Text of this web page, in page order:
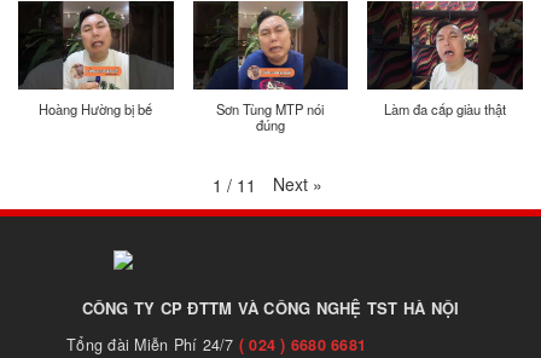
Hoàng Hường bị bế
Sơn Tùng MTP nói
đúng
Làm đa cấp giàu thật
1 / 11 Next »
CÔNG TY CP ĐTTM VÀ CÔNG NGHỆ TST HÀ NỘI
Tổng đài Miễn Phí 24/7 ( 024 ) 6680 6681